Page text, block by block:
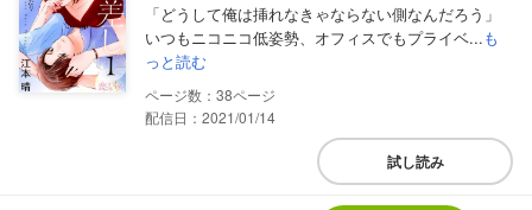
「どうして俺は挿れなきゃならない側なんだろう」
いつもニコニコ低姿勢、オフィスでもプライベ...も
っと読む
38
配信日：2021/01/14
試し読み